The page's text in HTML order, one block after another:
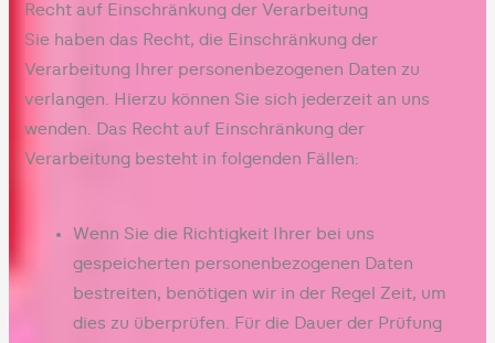
Recht auf Einschränkung der Verarbeitung
Sie haben das Recht, die Einschränkung der
Verarbeitung Ihrer personenbezogenen Daten zu
verlangen. Hierzu können Sie sich jederzeit an uns
wenden. Das Recht auf Einschränkung der
Verarbeitung besteht in folgenden Fällen:
Wenn Sie die Richtigkeit Ihrer bei uns
gespeicherten personenbezogenen Daten
bestreiten, benötigen wir in der Regel Zeit, um
dies zu überprüfen. Für die Dauer der Prüfung